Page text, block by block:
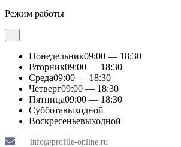
Режим работы
Понедельник09:00 — 18:30
Вторник09:00 — 18:30
Среда09:00 — 18:30
Четверг09:00 — 18:30
Пятница09:00 — 18:30
Субботавыходной
Воскресеньевыходной
info@profile-online.ru